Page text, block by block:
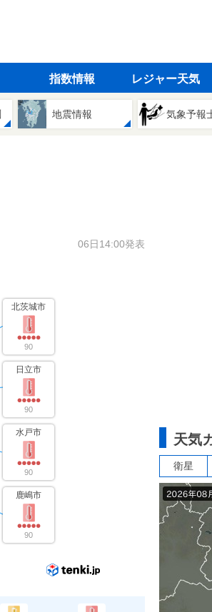
指数情報 レジャー天気
地震情報 気象予報
06日14:00発表
水戸市
90
日立市
90
鹿嶋市
90
北茨城市
90
天気
衛星